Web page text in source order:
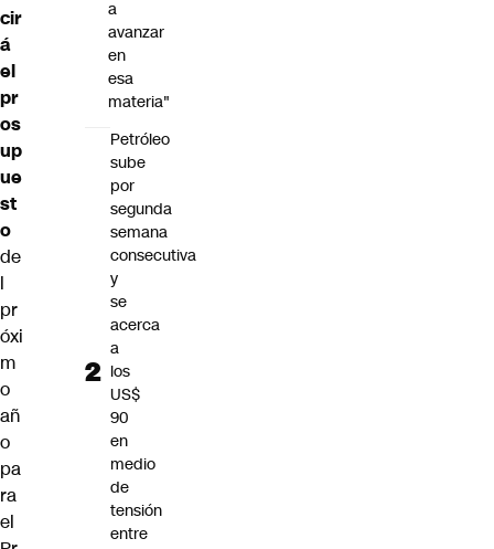
cir
á
el
pr
os
up
ue
st
o
de
l
pr
óxi
m
o
añ
o
pa
ra
el
a
avanzar
en
esa
materia"
Petróleo
sube
por
segunda
semana
consecutiva
y
se
acerca
a
los
US$
90
en
medio
de
tensión
entre